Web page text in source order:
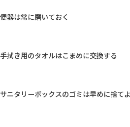
便器は常に磨いておく
手拭き用のタオルはこまめに交換する
サニタリーボックスのゴミは早めに捨て